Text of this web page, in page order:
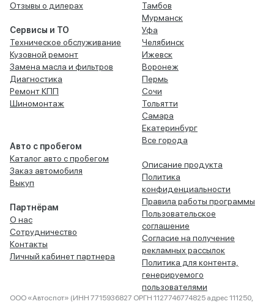
Отзывы о дилерах
Сервисы и ТО
Техническое обслуживание
Кузовной ремонт
Замена масла и фильтров
Диагностика
Ремонт КПП
Шиномонтаж
Авто с пробегом
Каталог авто с пробегом
Заказ автомобиля
Выкуп
Партнёрам
О нас
Сотрудничество
Контакты
Личный кабинет партнера
Тамбов
Мурманск
Уфа
Челябинск
Ижевск
Воронеж
Пермь
Сочи
Тольятти
Самара
Екатеринбург
Все города
Описание продукта
Политика
конфиденциальности
Правила работы программы
Пользовательское
соглашение
Согласие на получение
рекламных рассылок
Политика для контента,
генерируемого
пользователями
ООО «Автоспот» (ИНН 7715936827 ОРГН 1127746774825 адрес 111250,